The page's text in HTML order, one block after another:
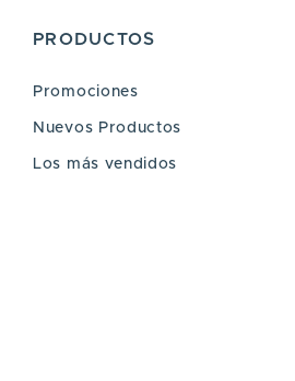
PRODUCTOS
Promociones
Nuevos Productos
Los más vendidos